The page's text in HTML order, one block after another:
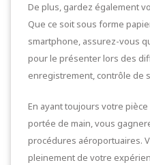
De plus, gardez également
Que ce soit sous forme
smartphone, assurez-vous
pour le présenter lors des
enregistrement, contrôle de
En ayant toujours votre
portée de main, vous
procédures aéroportuaires.
pleinement de votre